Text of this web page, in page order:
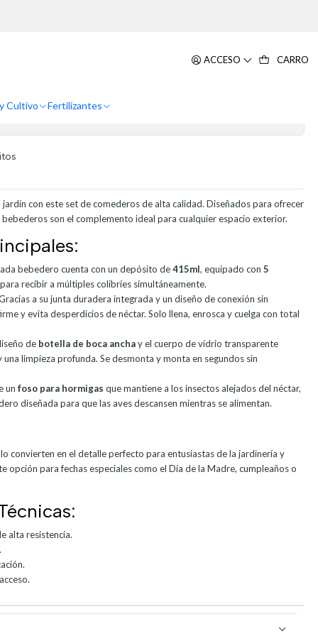
ACCESO CARRO
Cultivo Fertilizantes
Botella en Vidrio Vintage Boca
con este set de comederos de alta calidad. Diseñados para ofrecer
son el complemento ideal para cualquier espacio exterior.
bebedero cuenta con un depósito de415ml, equipado con 5
para recibir a múltiples colibríes simultáneamente.
a su junta duradera integrada y un diseño de conexión sin
y evita desperdicios de néctar. Solo llena, enrosca y cuelga con total
de botella de boca anchay el cuerpo de vidrio transparente
limpieza profunda. Se desmonta y monta en segundos sin
un foso para hormigas que mantiene a los insectos alejados del néctar,
diseñada para que las aves descansen mientras se alimentan.
convierten en el detalle perfecto para entusiastas de la jardinería y
opción para fechas especiales como el Día de la Madre, cumpleaños o
alta resistencia.